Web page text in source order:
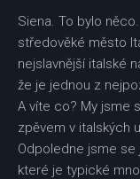
Siena. To bylo
středověké město
nejslavnější italské
že je jednou z
A víte co? My jsme
zpěvem v italských
Odpoledne jsme se
které je typické